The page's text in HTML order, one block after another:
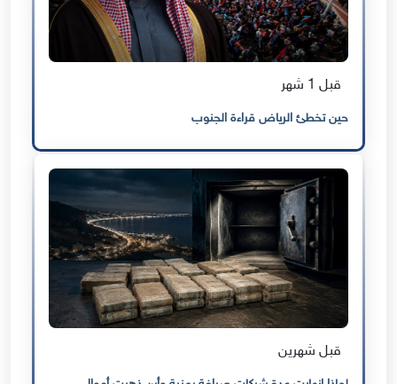
قبل 1 شهر
حين تخطئ الرياض قراءة الجنوب
قبل شهرين